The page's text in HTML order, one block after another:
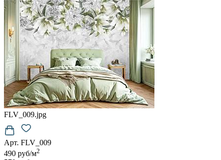
FLV_009.jpg
Арт. FLV_009
490 руб/м2